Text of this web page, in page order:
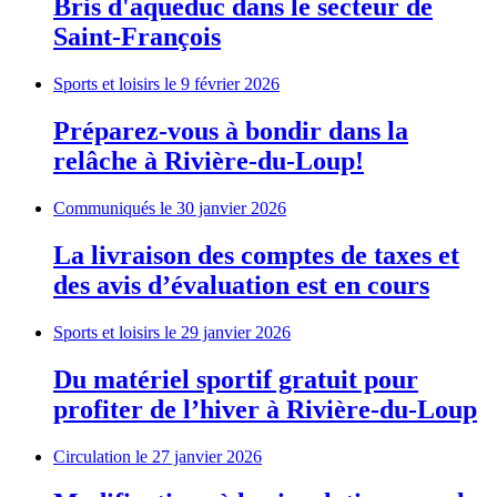
Bris d'aqueduc dans le secteur de
Saint-François
Sports et loisirs le 9 février 2026
Préparez-vous à bondir dans la
relâche à Rivière-du-Loup!
Communiqués le 30 janvier 2026
La livraison des comptes de taxes et
des avis d’évaluation est en cours
Sports et loisirs le 29 janvier 2026
Du matériel sportif gratuit pour
profiter de l’hiver à Rivière-du-Loup
Circulation le 27 janvier 2026